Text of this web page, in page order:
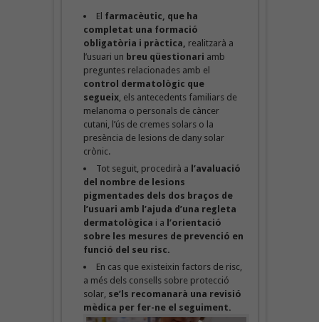
El farmacèutic, que ha
completat una formació
obligatòria i pràctica, realitzarà a
l’usuari un breu qüestionari amb
preguntes relacionades amb el
control dermatològic que
segueix, els antecedents familiars de
melanoma o personals de càncer
cutani, l’ús de cremes solars o la
presència de lesions de dany solar
crònic.
Tot seguit, procedirà a l’avaluació
del nombre de lesions
pigmentades dels dos braços de
l’usuari amb l’ajuda d’una regleta
dermatològica i a l’orientació
sobre les mesures de prevenció en
funció del seu risc.
En cas que existeixin factors de risc,
a més dels consells sobre protecció
solar, se’ls recomanarà una revisió
mèdica per fer-ne el seguiment.